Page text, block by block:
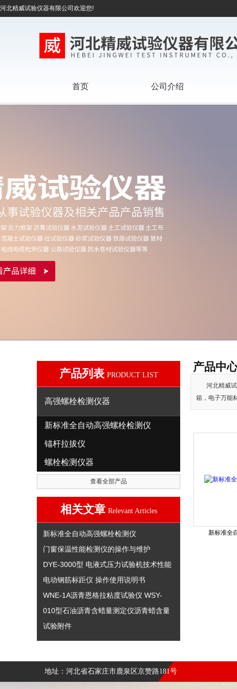
河北精威试验仪器有限公司欢迎您!
首页 公司介绍
产品列表 PRODUCT LIST
高强螺栓检测仪器
新标准全自动高强螺栓检测仪
锚杆拉拔仪
螺栓检测仪器
查看全部产品
相关文章 Relevant Articles
新标准全自动高强螺栓检测仪
门窗保温性能检测仪的操作与维护
DYE-3000型 电液式压力试验机技术性能
电动钢筋标距仪 操作使用说明书
WNE-1A沥青恩格拉粘度试验仪 WSY-
010型石油沥青含蜡量测定仪沥青蜡含量
试验附件
产品中
河北精威
箱，电子万能
新标准全
地址：河北省石家庄市鹿泉区京赞路181号